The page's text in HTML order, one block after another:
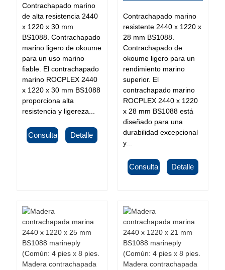
Contrachapado marino
de alta resistencia 2440
x 1220 x 30 mm
BS1088. Contrachapado
marino ligero de okoume
para un uso marino
fiable. El contrachapado
marino ROCPLEX 2440
x 1220 x 30 mm BS1088
proporciona alta
resistencia y ligereza...
Consulta Detalle
Contrachapado marino
resistente 2440 x 1220 x
28 mm BS1088.
Contrachapado de
okoume ligero para un
rendimiento marino
superior. El
contrachapado marino
ROCPLEX 2440 x 1220
x 28 mm BS1088 está
diseñado para una
durabilidad excepcional
y...
Consulta Detalle